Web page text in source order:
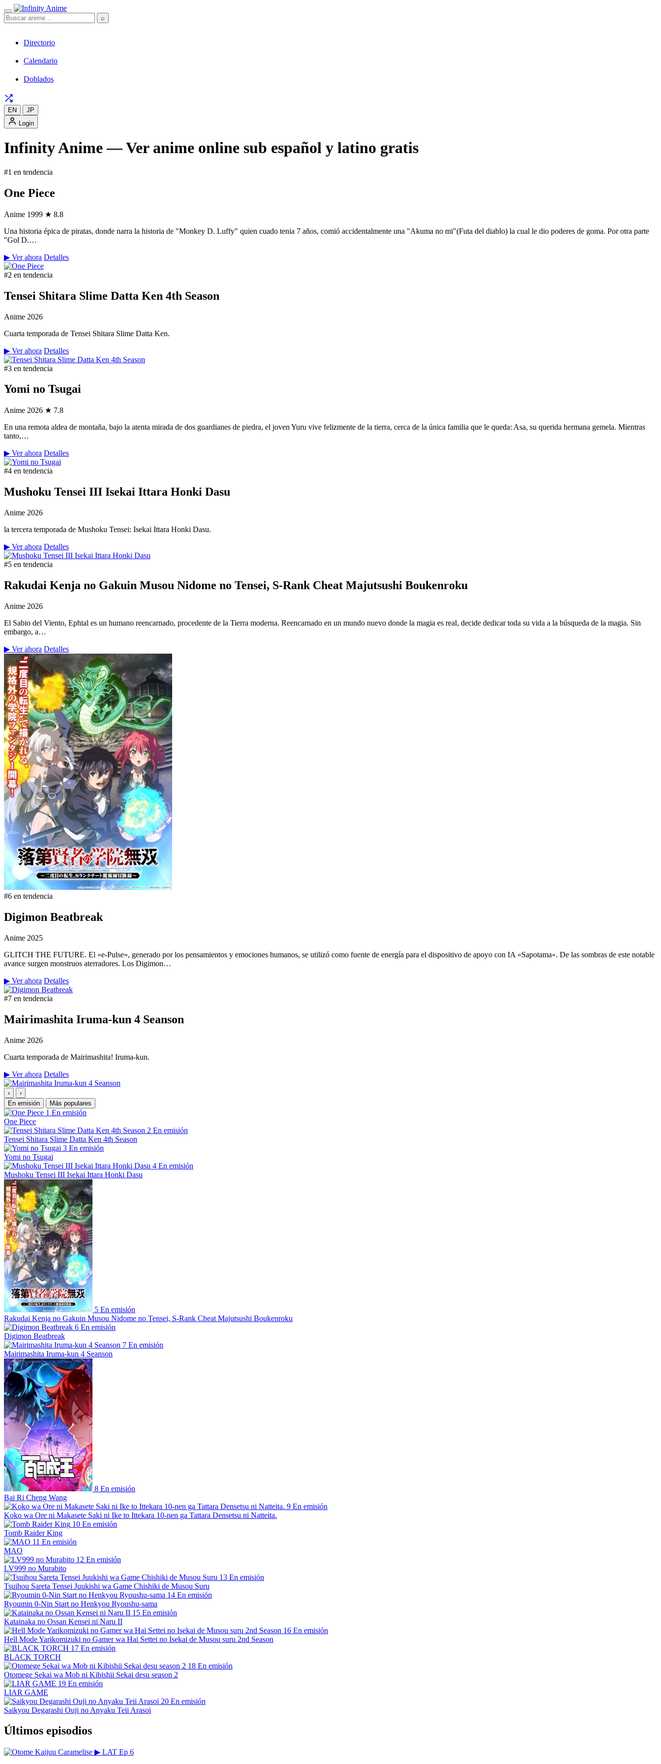
⌕
Directorio
Calendario
Doblados
EN
JP
Login
Infinity Anime — Ver anime online sub español y latino gratis
#1 en tendencia
One Piece
Anime 1999 ★ 8.8
Una historia épica de piratas, donde narra la historia de "Monkey D. Luffy" quien cuado tenia 7 años, comió accidentalmente una "Akuma no mi"(Futa del diablo) la cual le dio poderes de goma. Por otra parte
"Gol D.…
▶ Ver ahora Detalles
#2 en tendencia
Tensei Shitara Slime Datta Ken 4th Season
Anime 2026
Cuarta temporada de Tensei Shitara Slime Datta Ken.
▶ Ver ahora Detalles
#3 en tendencia
Yomi no Tsugai
Anime 2026 ★ 7.8
En una remota aldea de montaña, bajo la atenta mirada de dos guardianes de piedra, el joven Yuru vive felizmente de la tierra, cerca de la única familia que le queda: Asa, su querida hermana gemela. Mientras
tanto,…
▶ Ver ahora Detalles
#4 en tendencia
Mushoku Tensei III Isekai Ittara Honki Dasu
Anime 2026
la tercera temporada de Mushoku Tensei: Isekai Ittara Honki Dasu.
▶ Ver ahora Detalles
#5 en tendencia
Rakudai Kenja no Gakuin Musou Nidome no Tensei, S-Rank Cheat Majutsushi Boukenroku
Anime 2026
El Sabio del Viento, Ephtal es un humano reencarnado, procedente de la Tierra moderna. Reencarnado en un mundo nuevo donde la magia es real, decide dedicar toda su vida a la búsqueda de la magia. Sin
embargo, a…
▶ Ver ahora Detalles
#6 en tendencia
Digimon Beatbreak
Anime 2025
GLITCH THE FUTURE. El «e-Pulse», generado por los pensamientos y emociones humanos, se utilizó como fuente de energía para el dispositivo de apoyo con IA «Sapotama». De las sombras de este notable
avance surgen monstruos aterradores. Los Digimon…
▶ Ver ahora Detalles
#7 en tendencia
Mairimashita Iruma-kun 4 Seanson
Anime 2026
Cuarta temporada de Mairimashita! Iruma-kun.
▶ Ver ahora Detalles
‹
›
En emisión
Más populares
1 En emisión
One Piece
2 En emisión
Tensei Shitara Slime Datta Ken 4th Season
3 En emisión
Yomi no Tsugai
4 En emisión
Mushoku Tensei III Isekai Ittara Honki Dasu
5 En emisión
Rakudai Kenja no Gakuin Musou Nidome no Tensei, S-Rank Cheat Majutsushi Boukenroku
6 En emisión
Digimon Beatbreak
7 En emisión
Mairimashita Iruma-kun 4 Seanson
8 En emisión
Bai Ri Cheng Wang
9 En emisión
Koko wa Ore ni Makasete Saki ni Ike to Ittekara 10-nen ga Tattara Densetsu ni Natteita.
10 En emisión
Tomb Raider King
11 En emisión
MAO
12 En emisión
LV999 no Murabito
13 En emisión
Tsuihou Sareta Tensei Juukishi wa Game Chishiki de Musou Suru
14 En emisión
Ryoumin 0-Nin Start no Henkyou Ryoushu-sama
15 En emisión
Katainaka no Ossan Kensei ni Naru II
16 En emisión
Hell Mode Yarikomizuki no Gamer wa Hai Settei no Isekai de Musou suru 2nd Season
17 En emisión
BLACK TORCH
18 En emisión
Otomege Sekai wa Mob ni Kibishii Sekai desu season 2
19 En emisión
LIAR GAME
20 En emisión
Saikyou Degarashi Ouji no Anyaku Teii Arasoi
Últimos episodios
▶ LAT Ep 6